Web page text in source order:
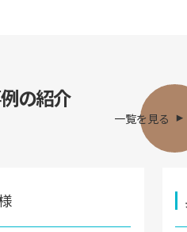
の紹介
一覧を見る